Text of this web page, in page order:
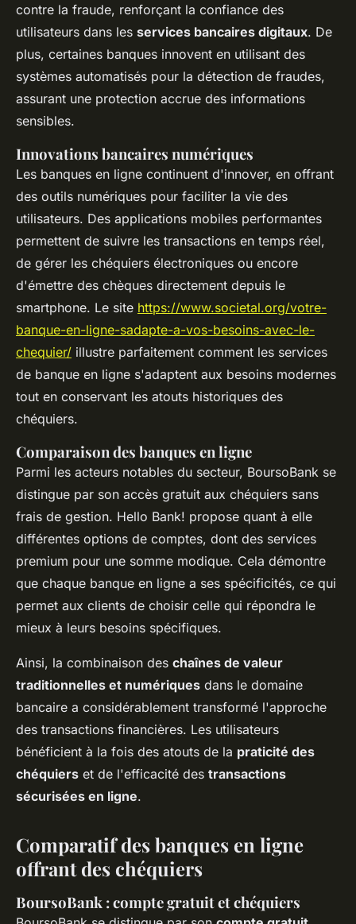
contre la fraude, renforçant la confiance des
utilisateurs dans les services bancaires digitaux. De
plus, certaines banques innovent en utilisant des
systèmes automatisés pour la détection de fraudes,
assurant une protection accrue des informations
sensibles.
Innovations bancaires numériques
Les banques en ligne continuent d'innover, en offrant
des outils numériques pour faciliter la vie des
utilisateurs. Des applications mobiles performantes
permettent de suivre les transactions en temps réel,
de gérer les chéquiers électroniques ou encore
d'émettre des chèques directement depuis le
smartphone. Le site https://www.societal.org/votre-
banque-en-ligne-sadapte-a-vos-besoins-avec-le-
chequier/ illustre parfaitement comment les services
de banque en ligne s'adaptent aux besoins modernes
tout en conservant les atouts historiques des
chéquiers.
Comparaison des banques en ligne
Parmi les acteurs notables du secteur, BoursoBank se
distingue par son accès gratuit aux chéquiers sans
frais de gestion. Hello Bank! propose quant à elle
différentes options de comptes, dont des services
premium pour une somme modique. Cela démontre
que chaque banque en ligne a ses spécificités, ce qui
permet aux clients de choisir celle qui répondra le
mieux à leurs besoins spécifiques.
Ainsi, la combinaison des chaînes de valeur
traditionnelles et numériques dans le domaine
bancaire a considérablement transformé l'approche
des transactions financières. Les utilisateurs
bénéficient à la fois des atouts de la praticité des
chéquiers et de l'efficacité des transactions
sécurisées en ligne.
Comparatif des banques en ligne
offrant des chéquiers
BoursoBank : compte gratuit et chéquiers